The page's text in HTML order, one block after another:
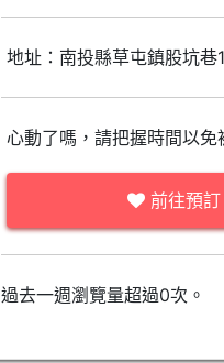
地址：南投縣草屯鎮股坑巷
心動了嗎，請把握時間以免
前往預訂
過去一週瀏覽量超過0次。